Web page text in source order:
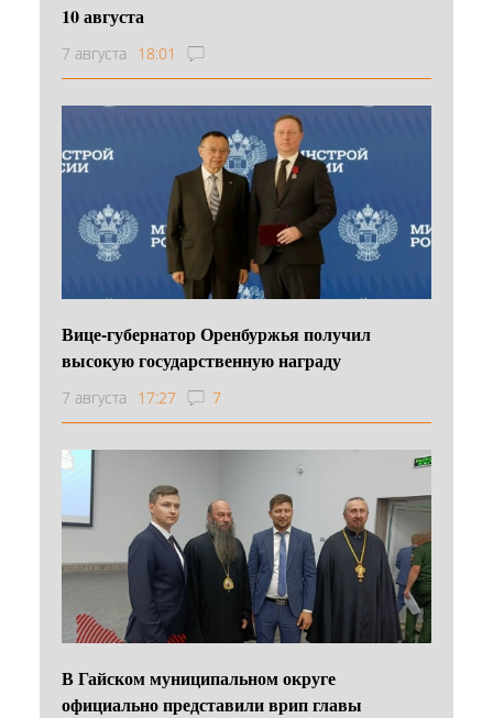
10 августа
7 августа 18:01
Вице-губернатор Оренбуржья получил
высокую государственную награду
7 августа 17:27 7
В Гайском муниципальном округе
официально представили врип главы